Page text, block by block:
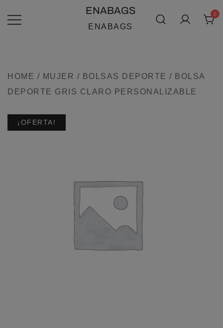
AL
ENABAGS
ENABAGS
0
HOME / MUJER / BOLSAS DEPORTE / BOLSA
DEPORTE GRIS CLARO PERSONALIZABLE
¡OFERTA!